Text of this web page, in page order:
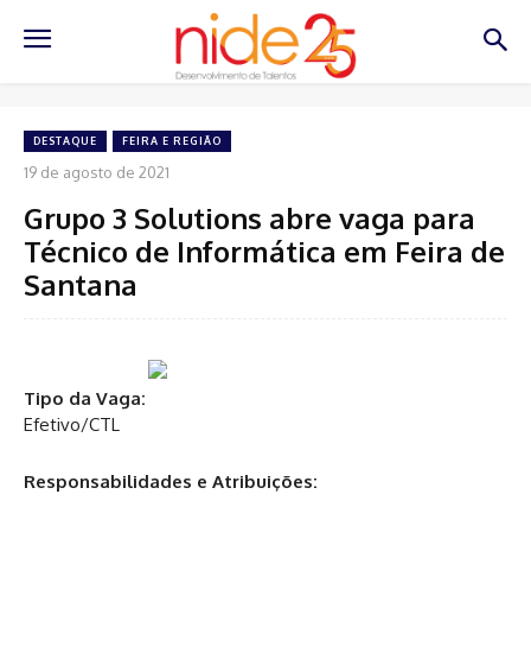
DESTAQUE FEIRA E REGIÃO
19 de agosto de 2021
Grupo 3 Solutions abre vaga para
Técnico de Informática em Feira de
Santana
Tipo da Vaga:
Efetivo/CTL
Responsabilidades e Atribuições: